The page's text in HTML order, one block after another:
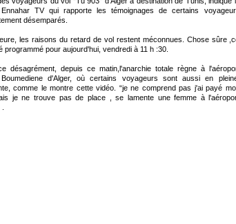
TV qui rapporte les témoignages de certains
désemparés.
les raisons du retard de vol restent méconnues. Chose sûre
programmé pour aujourd'hui, vendredi à 11 h :30.
désagrément, depuis ce matin,l'anarchie totale règne à
d'Alger, où certains voyageurs sont aussi en
comme le montre cette vidéo. “je ne comprend pas j'ai payé
je ne trouve pas de place , se lamente une femme à